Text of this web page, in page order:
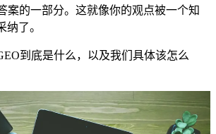
案的一部分。这就像你的观点被一个知
纳了。
到底是什么，以及我们具体该怎么